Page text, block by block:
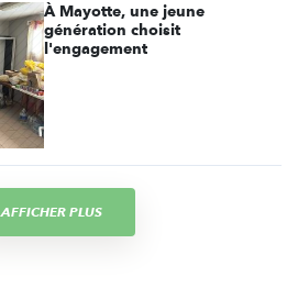
À Mayotte, une jeune
génération choisit
l'engagement
AFFICHER PLUS